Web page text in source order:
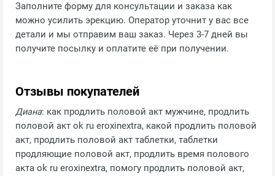
Заполните форму для консультации и заказа как
можно усилить эрекцию. Оператор уточнит у вас все
детали и мы отправим ваш заказ. Через 3-7 дней вы
получите посылку и оплатите её при получении.
Отзывы покупателей
Диана: как продлить половой акт мужчине, продлить
половой акт ok ru eroxinextra, какой продлить половой
акт, продлить половой акт таблетки, таблетки
продляющие половой акт, продлить время полового
акта ok ru eroxinextra, помогу продлить половой акт,